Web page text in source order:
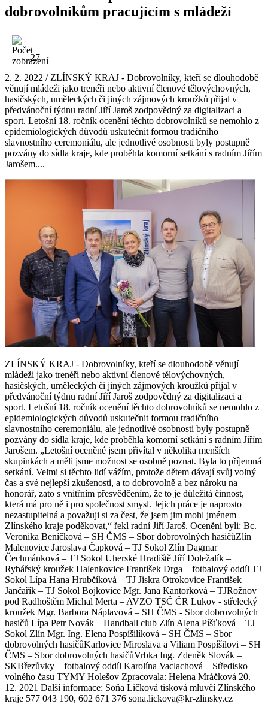
dobrovolníkům pracujícím s mládeží
27
2. 2. 2022 / ZLÍNSKÝ KRAJ - Dobrovolníky, kteří se dlouhodobě
věnují mládeži jako trenéři nebo aktivní členové tělovýchovných,
hasičských, uměleckých či jiných zájmových kroužků přijal v
předvánoční týdnu radní Jiří Jaroš zodpovědný za digitalizaci a
sport. Letošní 18. ročník ocenění těchto dobrovolníků se nemohlo z
epidemiologických důvodů uskutečnit formou tradičního
slavnostního ceremoniálu, ale jednotlivé osobnosti byly postupně
pozvány do sídla kraje, kde proběhla komorní setkání s radním Jiřím
Jarošem....
ZLÍNSKÝ KRAJ - Dobrovolníky, kteří se dlouhodobě věnují
mládeži jako trenéři nebo aktivní členové tělovýchovných,
hasičských, uměleckých či jiných zájmových kroužků přijal v
předvánoční týdnu radní Jiří Jaroš zodpovědný za digitalizaci a
sport. Letošní 18. ročník ocenění těchto dobrovolníků se nemohlo z
epidemiologických důvodů uskutečnit formou tradičního
slavnostního ceremoniálu, ale jednotlivé osobnosti byly postupně
pozvány do sídla kraje, kde proběhla komorní setkání s radním Jiřím
Jarošem. „Letošní oceněné jsem přivítal v několika menších
skupinkách a měli jsme možnost se osobně poznat. Byla to příjemná
setkání. Velmi si těchto lidí vážím, protože dětem dávají svůj volný
čas a své nejlepší zkušenosti, a to dobrovolně a bez nároku na
honorář, zato s vnitřním přesvědčením, že to je důležitá činnost,
která má pro ně i pro společnost smysl. Jejich práce je naprosto
nezastupitelná a považuji si za čest, že jsem jim mohl jménem
Zlínského kraje poděkovat,“ řekl radní Jiří Jaroš. Oceněni byli: Bc.
Veronika Beníčková – SH ČMS – Sbor dobrovolných hasičůZlín
Malenovice Jaroslava Čapková – TJ Sokol Zlín Dagmar
Čechmánková – TJ Sokol Uherské Hradiště Jiří Doležalík –
Rybářský kroužek Halenkovice František Drga – fotbalový oddíl TJ
Sokol Lípa Hana Hrubčíková – TJ Jiskra Otrokovice František
Jančařík – TJ Sokol Bojkovice Mgr. Jana Kantorková – TJRožnov
pod Radhoštěm Michal Merta – AVZO TSČ ČR Lukov - střelecký
kroužek Mgr. Barbora Náplavová – SH ČMS - Sbor dobrovolných
hasičů Lípa Petr Novák – Handball club Zlín Alena Píšťková – TJ
Sokol Zlín Mgr. Ing. Elena Pospíšilíková – SH ČMS – Sbor
dobrovolných hasičůKarlovice Miroslava a Viliam Pospíšilovi – SH
ČMS – Sbor dobrovolných hasičůVrbka Ing. Zdeněk Slovák –
SKBřezůvky – fotbalový oddíl Karolína Vaclachová – Středisko
volného času TYMY Holešov Zpracovala: Helena Mráčková 20.
12. 2021 Další informace: Soňa Ličková tisková mluvčí Zlínského
kraje 577 043 190, 602 671 376 sona.lickova@kr-zlinsky.cz